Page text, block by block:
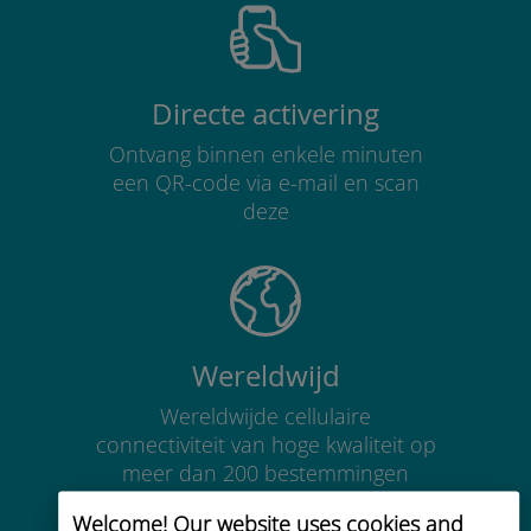
Welcome! Our website uses cookies and
Directe activering
Ontvang binnen enkele minuten
een QR-code via e-mail en scan
deze
Wereldwijd
Wereldwijde cellulaire
connectiviteit van hoge kwaliteit op
meer dan 200 bestemmingen